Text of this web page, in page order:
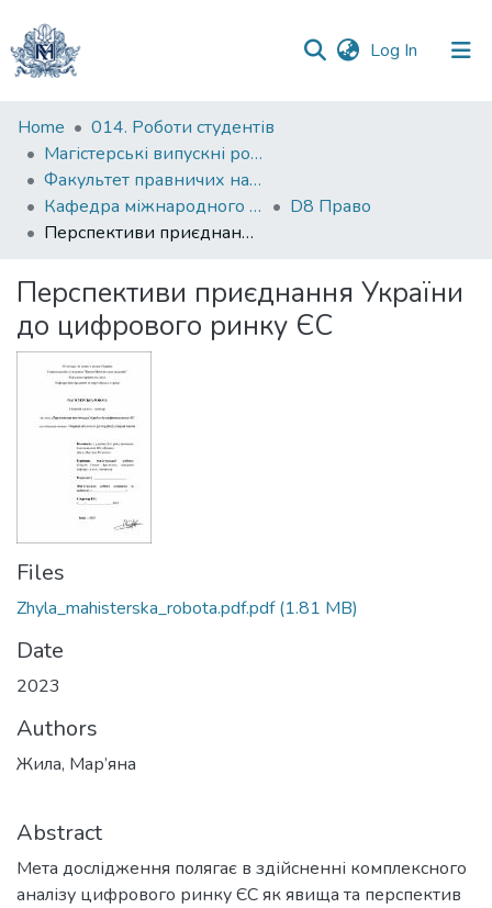
Log In (current)
Communities
&
Collections
All of DSpace
Statistics
Home
014. Роботи студентів
Магістерські випускні роботи
Факультет правничих наук
Кафедра міжнародного і європейського права
D8 Право
Перспективи приєднання України до цифрового ринку ЄС
Перспективи приєднання України
до цифрового ринку ЄС
Files
Zhyla_mahisterska_robota.pdf.pdf(1.81 MB)
Date
2023
Authors
Жила, Мар’яна
Abstract
Мета дослідження полягає в здійсненні комплексного
аналізу цифрового ринку ЄС як явища та перспектив